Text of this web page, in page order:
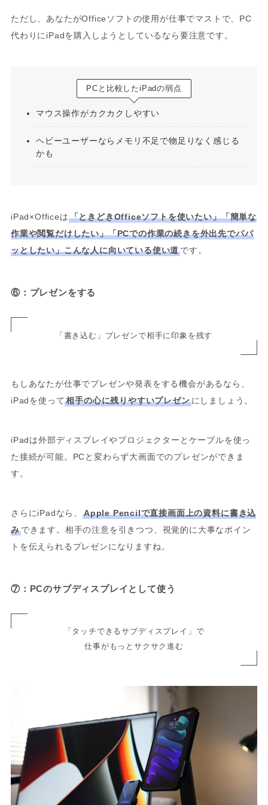
ただし、あなたがOfficeソフトの使用が仕事でマストで、PC
代わりにiPadを購入しようとしているなら要注意です。
PCと比較したiPadの弱点
マウス操作がカクカクしやすい
ヘビーユーザーならメモリ不足で物足りなく感じる
かも
iPad×Officeは 「ときどきOfficeソフトを使いたい」「簡単な
作業や閲覧だけしたい」「PCでの作業の続きを外出先でパパ
ッとしたい」こんな人に向いている使い道です。
⑥：プレゼンをする
「書き込む」プレゼンで相手に印象を残す
もしあなたが仕事でプレゼンや発表をする機会があるなら、
iPadを使って相手の心に残りやすいプレゼンにしましょう。
iPadは外部ディスプレイやプロジェクターとケーブルを使っ
た接続が可能。PCと変わらず大画面でのプレゼンができま
す。
さらにiPadなら、
Apple Pencilで直接画面上の資料に書き込
みできます。相手の注意を引きつつ、視覚的に大事なポイン
トを伝えられるプレゼンになりますね。
⑦：PCのサブディスプレイとして使う
「タッチできるサブディスプレイ」で
仕事がもっとサクサク進む